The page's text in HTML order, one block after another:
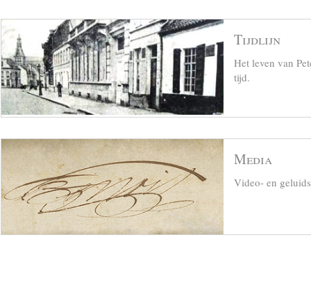
Tijdlijn
Het leven van
tijd.
Media
Video- en